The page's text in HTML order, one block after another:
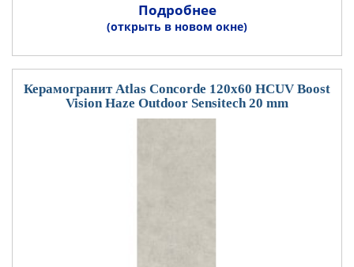
Подробнее
(открыть в новом окне)
Керамогранит Atlas Concorde 120x60 HCUV Boost
Vision Haze Outdoor Sensitech 20 mm